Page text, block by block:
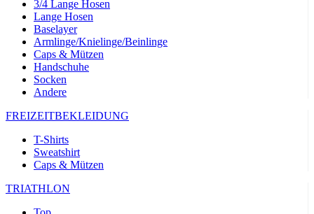
3/4 Lange Hosen
Lange Hosen
Baselayer
Armlinge/Knielinge/Beinlinge
Caps & Mützen
Handschuhe
Socken
Andere
FREIZEITBEKLEIDUNG
T-Shirts
Sweatshirt
Caps & Mützen
TRIATHLON